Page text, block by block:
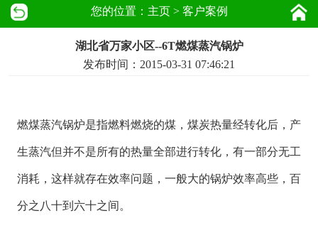
您的位置： 主页> 客户案例
湖北省万家小区--6T燃煤蒸汽锅炉
发布时间：2015-03-31 07:46:21
燃煤蒸汽锅炉是指燃料燃烧的煤，煤炭热量经转化后，产
生蒸汽但并不是所有的热量全部进行转化，有一部分无工
消耗，这样就存在效率问题，一般大的锅炉效率高些，百
分之八十到六十之间。